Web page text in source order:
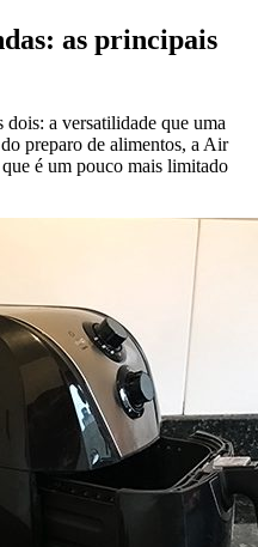
as principais
dois: a versatilidade que uma
preparo de alimentos, a Air
é um pouco mais limitado